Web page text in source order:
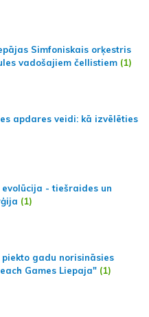
Simfoniskais orķestris
vadošajiem čellistiem (1)
apdares veidi: kā izvēlēties
- tiešraides un
(1)
gadu norisināsies
Games Liepaja" (1)